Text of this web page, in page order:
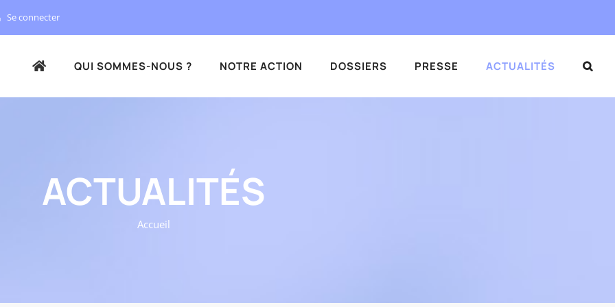
Se connecter
QUI SOMMES-NOUS ? NOTRE ACTION DOSSIERS PRESSE ACTUALITÉS
ACTUALITÉS
Accueil